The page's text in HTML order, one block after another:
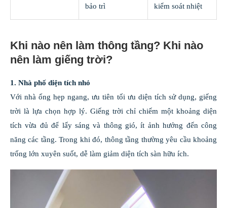
bảo trì
kiểm soát nhiệt
Khi nào nên làm thông tầng? Khi nào
nên làm giếng trời?
1. Nhà phố diện tích nhỏ
Với nhà ống hẹp ngang, ưu tiên tối ưu diện tích sử dụng, giếng
trời là lựa chọn hợp lý. Giếng trời chỉ chiếm một khoảng diện
tích vừa đủ để lấy sáng và thông gió, ít ảnh hưởng đến công
năng các tầng. Trong khi đó, thông tầng thường yêu cầu khoảng
trống lớn xuyên suốt, dễ làm giảm diện tích sàn hữu ích.